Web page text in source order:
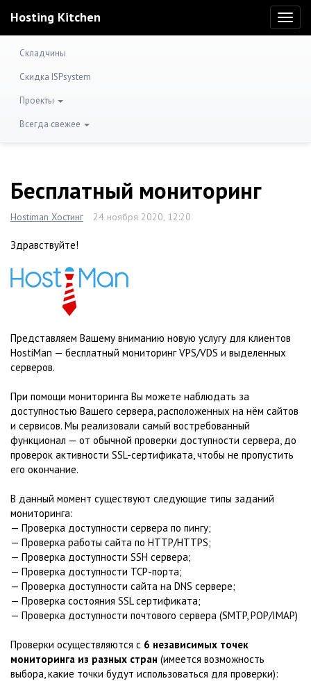
Hosting Kitchen
Складчины
Скидка ISPsystem
Проекты
Всегда свежее
Бесплатный мониторинг
Hostiman Хостинг 24 ноября 2020, 12:20
Здравствуйте!
Представляем Вашему вниманию новую услугу для клиентов
HostiMan — бесплатный мониторинг VPS/VDS и выделенных
серверов.
При помощи мониторинга Вы можете наблюдать за
доступностью Вашего сервера, расположенных на нём сайтов
и сервисов. Мы реализовали самый востребованный
функционал — от обычной проверки доступности сервера, до
проверок активности SSL-сертификата, чтобы не пропустить
его окончание.
В данный момент существуют следующие типы заданий
мониторинга:
— Проверка доступности сервера по пингу;
— Проверка работы сайта по HTTP/HTTPS;
— Проверка доступности SSH сервера;
— Проверка доступности TCP-порта;
— Проверка доступности сайта на DNS сервере;
— Проверка состояния SSL сертификата;
— Проверка доступности почтового сервера (SMTP, POP/IMAP)
Проверки осуществляются с 6 независимых точек
мониторинга из разных стран (имеется возможность
выбора, какие точки будут использоваться для проверки):